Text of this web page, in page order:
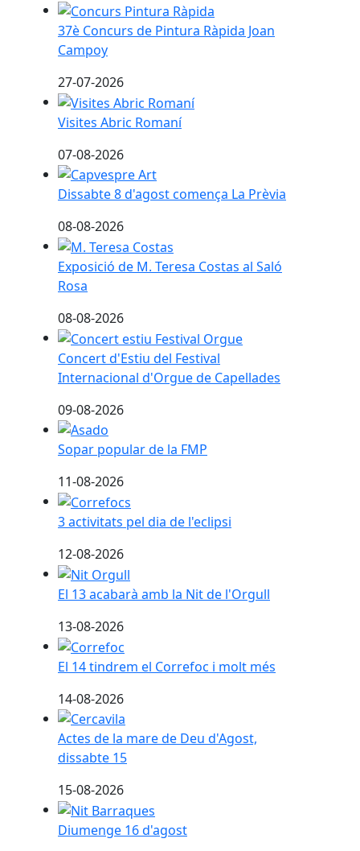
37è Concurs de Pintura Ràpida Joan Campoy
37è Concurs de Pintura Ràpida Joan
Campoy
27-07-2026
Visites Abric Romaní
Visites Abric Romaní
07-08-2026
Dissabte 8 d'agost comença La Prèvia
Dissabte 8 d'agost comença La Prèvia
08-08-2026
Exposició de M. Teresa Costas al Saló Rosa
Exposició de M. Teresa Costas al Saló
Rosa
08-08-2026
Concert d'Estiu del Festival Internacional d'Orgue
Concert d'Estiu del Festival
Internacional d'Orgue de Capellades
09-08-2026
Sopar popular de la FMP
Sopar popular de la FMP
11-08-2026
3 activitats pel dia de l'eclipsi
3 activitats pel dia de l'eclipsi
12-08-2026
El 13 acabarà amb la Nit de l'Orgull
El 13 acabarà amb la Nit de l'Orgull
13-08-2026
El 14 tindrem el Correfoc i molt més
El 14 tindrem el Correfoc i molt més
14-08-2026
Actes de la mare de Deu d'Agost, dissabte 15
Actes de la mare de Deu d'Agost,
dissabte 15
15-08-2026
Diumenge 16 d'agost
Diumenge 16 d'agost